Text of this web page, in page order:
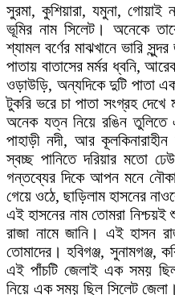
সুরমা, কুশিয়ারা, যমুনা, গোয়াই
ভূমির নাম সিলেট। অনেকে
শ্যামল বর্ণের মাঝখানে ভারি
পাতায় বাতাসের মর্মর ধ্বনি,
ওড়াউড়ি, অন্যদিকে দুটি পাতা
টুকরি ভরে চা পাতা সংগ্রহ
অনেক যত্ন নিয়ে রঙিন
পাহাড়ী নদী, আর
স্বচ্ছ পানিতে দরিয়ার মতো
গন্তব্যের দিকে আপন মনে
গেয়ে ওঠে, ছাড়িলাম হাসনের
এই হাসনের নাম তোমরা
রাজা নামে জানি। এই হাসন
তোমাদের। হবিগঞ্জ, সুনামগঞ্জ,
এই পাঁচটি জেলাই এক সময়
নিয়ে এক সময় ছিল সিলেট